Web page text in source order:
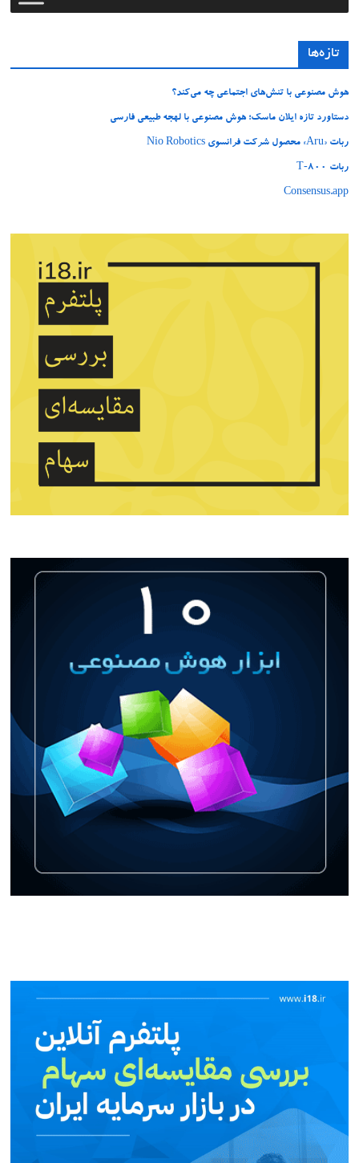
تازه‌ها
هوش مصنوعی با تنش‌های اجتماعی چه می‌کند؟
دستاورد تازه ایلان ماسک؛ هوش مصنوعی با لهجه طبیعی فارسی
ربات «Aru» محصول شرکت فرانسوی Nio Robotics
ربات T‑800
Consensus.app